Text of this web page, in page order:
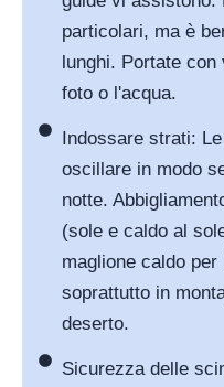
particolari, ma è
lunghi. Portate
foto o l'acqua.
Indossare strati:
oscillare in modo
notte.
(sole e caldo al
maglione caldo
soprattutto in
deserto.
Sicurezza delle